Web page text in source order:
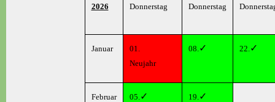
2026 Donnerstag Donnerstag
Januar
01.
Neujahr
08.✓ 22.✓
Februar 05.✓ 19.✓